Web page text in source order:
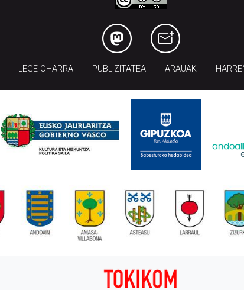
LEGE OHARRA PUBLIZITATEA ARAUAK